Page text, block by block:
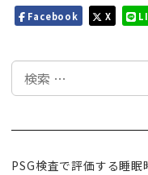
Facebook X
検
索
PSG検査で評価する睡